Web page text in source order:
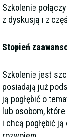
Szkolenie
z dyskusją i z
Stopień
Szkolenie jest
posiadają już
ją pogłębić o
lub osobom,
i chcą pogłębić